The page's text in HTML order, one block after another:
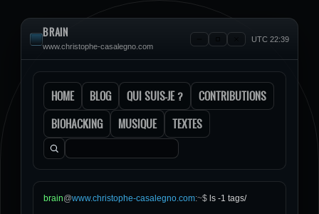
BRAIN
www.christophe-casalegno.com
UTC 22:39
HOME BLOG QUI SUIS-JE ?
CONTRIBUTIONS
BIOHACKING
MUSIQUE TEXTES
Rechercher :
brain@www.christophe-casalegno.com:~$ ls -1 tags/